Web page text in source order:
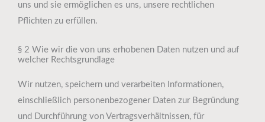
uns und sie ermöglichen es uns, unsere rechtlichen
Pflichten zu erfüllen.
§ 2 Wie wir die von uns erhobenen Daten nutzen und auf
welcher Rechtsgrundlage
Wir nutzen, speichern und verarbeiten Informationen,
einschließlich personenbezogener Daten zur Begründung
und Durchführung von Vertragsverhältnissen, für